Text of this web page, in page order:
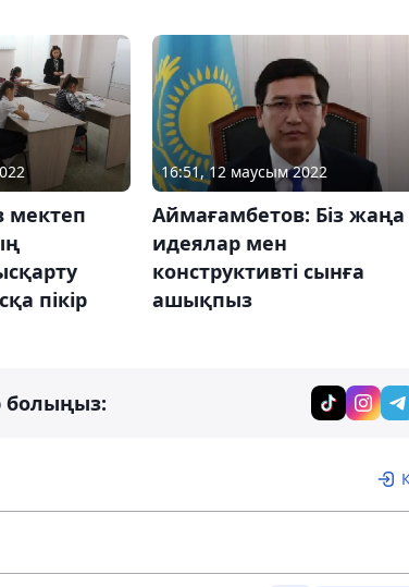
мектеп
пікір
16:51, 12 маусым 2022
Аймағамбетов: Біз жаңа
идеялар мен
конструктивті сынға
ашықпыз
болыңыз: